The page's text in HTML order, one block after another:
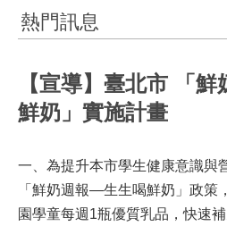
熱門訊息
【宣導】臺北市 「
鮮奶」實施計畫
一、為提升本市學生健康意識與
「鮮奶週報—生生喝鮮奶」政策
園學童每週1瓶優質乳品，快速